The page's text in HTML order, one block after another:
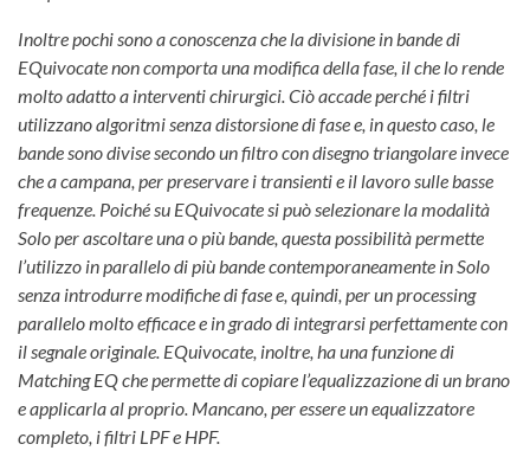
Inoltre pochi sono a conoscenza che la divisione in bande di
EQuivocate non comporta una modifica della fase, il che lo rende
molto adatto a interventi chirurgici. Ciò accade perché i filtri
utilizzano algoritmi senza distorsione di fase e, in questo caso, le
bande sono divise secondo un filtro con disegno triangolare invece
che a campana, per preservare i transienti e il lavoro sulle basse
frequenze. Poiché su EQuivocate si può selezionare la modalità
Solo per ascoltare una o più bande, questa possibilità permette
l’utilizzo in parallelo di più bande contemporaneamente in Solo
senza introdurre modifiche di fase e, quindi, per un processing
parallelo molto efficace e in grado di integrarsi perfettamente con
il segnale originale. EQuivocate, inoltre, ha una funzione di
Matching EQ che permette di copiare l’equalizzazione di un brano
e applicarla al proprio. Mancano, per essere un equalizzatore
completo, i filtri LPF e HPF.